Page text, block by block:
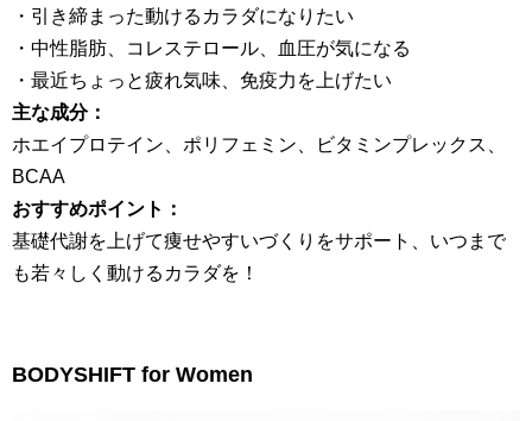
・引き締まった動けるカラダになりたい
・中性脂肪、コレステロール、血圧が気になる
・最近ちょっと疲れ気味、免疫力を上げたい
主な成分：
ホエイプロテイン、ポリフェミン、ビタミンプレックス、
BCAA
おすすめポイント：
基礎代謝を上げて痩せやすいづくりをサポート、いつまで
も若々しく動けるカラダを！
BODYSHIFT for Women